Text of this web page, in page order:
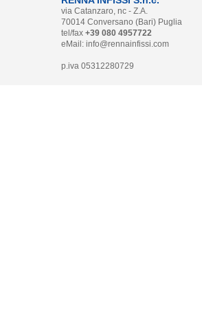
via Catanzaro, nc - Z.A.
70014 Conversano (Bari) Puglia
tel/fax +39 080 4957722
eMail: info@rennainfissi.com
p.iva 05312280729